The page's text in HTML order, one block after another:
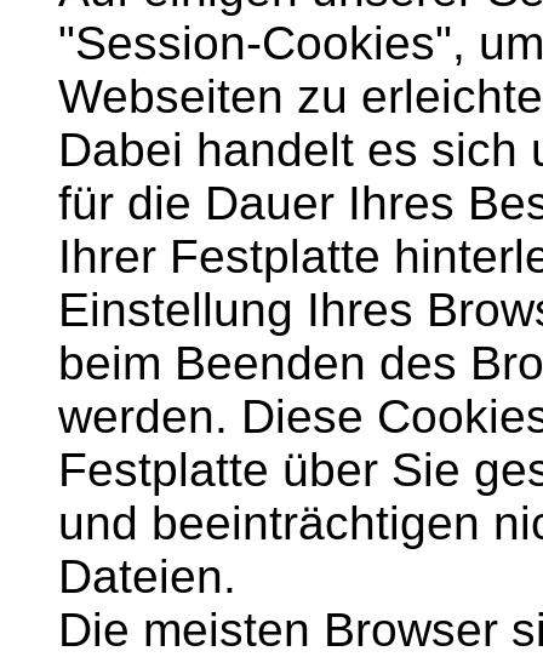
"Session-Cookies",
Webseiten zu
Dabei handelt es sich
für die Dauer Ihres
Ihrer Festplatte
Einstellung Ihres
beim Beenden des
werden. Diese
Festplatte über Sie
und beeinträchtigen
Dateien.
Die meisten Browser